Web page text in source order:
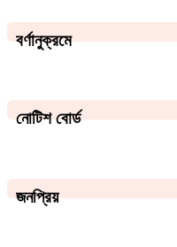
বর্ণানুক্রমে
নোটিশ বোর্ড
জনপ্রিয়